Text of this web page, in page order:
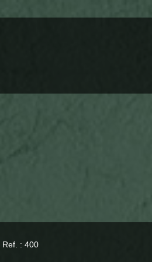
Ref. : 400